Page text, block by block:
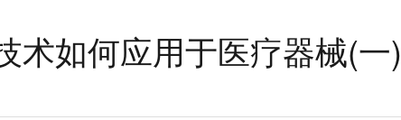
术如何应用于医疗器械(一)